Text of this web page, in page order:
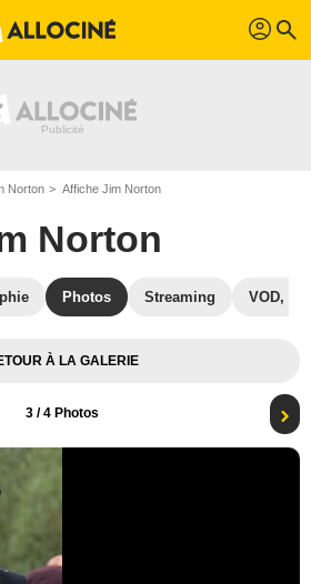
profil search
Norton Affiche Jim Norton
Norton
Photos Streaming VOD,
À LA GALERIE
3 / 4 Photos